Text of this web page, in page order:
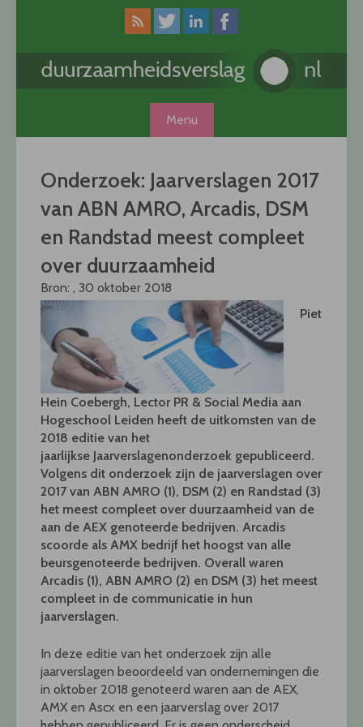
Menu
Onderzoek: Jaarverslagen 2017
van ABN AMRO, Arcadis, DSM
en Randstad meest compleet
over duurzaamheid
Bron: , 30 oktober 2018
Piet
Hein Coebergh, Lector PR & Social Media aan
Hogeschool Leiden heeft de uitkomsten van de
2018 editie van het
jaarlijkse Jaarverslagenonderzoek gepubliceerd.
Volgens dit onderzoek zijn de jaarverslagen over
2017 van ABN AMRO (1), DSM (2) en Randstad (3)
het meest compleet over duurzaamheid van de
aan de AEX genoteerde bedrijven. Arcadis
scoorde als AMX bedrijf het hoogst van alle
beursgenoteerde bedrijven. Overall waren
Arcadis (1), ABN AMRO (2) en DSM (3) het meest
compleet in de communicatie in hun
jaarverslagen.
In deze editie van het onderzoek zijn alle
jaarverslagen beoordeeld van ondernemingen die
in oktober 2018 genoteerd waren aan de AEX,
AMX en Ascx en een jaarverslag over 2017